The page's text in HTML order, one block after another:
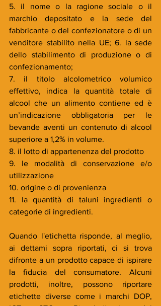
5. il nome o la ragione sociale o il
marchio depositato e la sede del
fabbricante o del confezionatore o di un
venditore stabilito nella UE; 6. la sede
dello stabilimento di produzione o di
confezionamento;
7. il titolo alcolometrico volumico
effettivo, indica la quantità totale di
alcool che un alimento contiene ed è
un’indicazione obbligatoria per le
bevande aventi un contenuto di alcool
superiore a 1,2% in volume.
8. il lotto di appartenenza del prodotto
9. le modalità di conservazione e/o
utilizzazione
10. origine o di provenienza
11. la quantità di taluni ingredienti o
categorie di ingredienti.
Quando l'etichetta risponde, al meglio,
ai dettami sopra riportati, ci si trova
difronte a un prodotto capace di ispirare
la fiducia del consumatore. Alcuni
prodotti, inoltre, possono riportare
etichette diverse come i marchi DOP,